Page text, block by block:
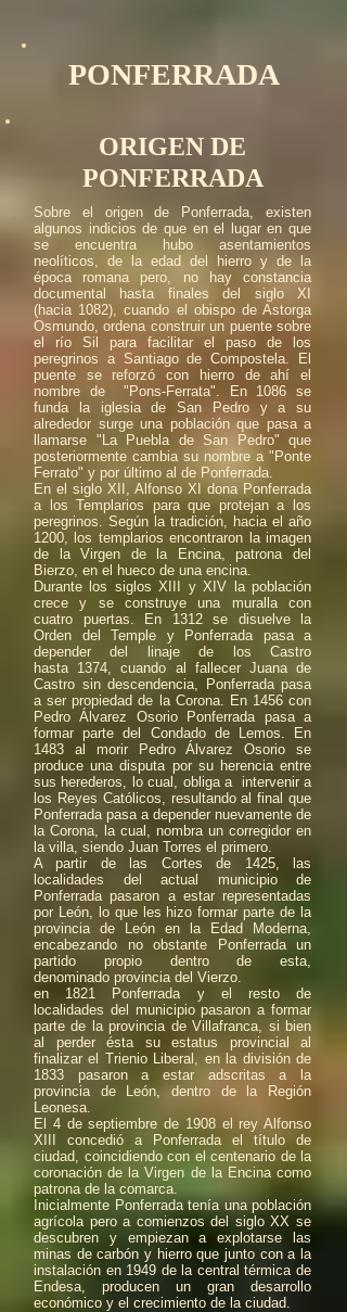
PONFERRADA
ORIGEN DE
PONFERRADA
Sobre el origen de Ponferrada, existen
algunos indicios de que en el lugar en que
se encuentra hubo asentamientos
neolíticos, de la edad del hierro y de la
época romana pero, no hay constancia
documental hasta finales del siglo XI
(hacia 1082), cuando el obispo de Astorga
Osmundo, ordena construir un puente sobre
el río Sil para facilitar el paso de los
peregrinos a Santiago de Compostela. El
puente se reforzó con hierro de ahí el
nombre de "Pons-Ferrata". En 1086 se
funda la iglesia de San Pedro y a su
alrededor surge una población que pasa a
llamarse "La Puebla de San Pedro" que
posteriormente cambia su nombre a "Ponte
Ferrato" y por último al de Ponferrada.
En el siglo XII, Alfonso XI dona Ponferrada
a los Templarios para que protejan a los
peregrinos. Según la tradición, hacia el año
1200, los templarios encontraron la imagen
de la Virgen de la Encina, patrona del
Bierzo, en el hueco de una encina.
Durante los siglos XIII y XIV la población
crece y se construye una muralla con
cuatro puertas. En 1312 se disuelve la
Orden del Temple y Ponferrada pasa a
depender del linaje de los Castro
hasta 1374, cuando al fallecer Juana de
Castro sin descendencia, Ponferrada pasa
a ser propiedad de la Corona. En 1456 con
Pedro Álvarez Osorio Ponferrada pasa a
formar parte del Condado de Lemos. En
1483 al morir Pedro Álvarez Osorio se
produce una disputa por su herencia entre
sus herederos, lo cual, obliga a intervenir a
los Reyes Católicos, resultando al final que
Ponferrada pasa a depender nuevamente de
la Corona, la cual, nombra un corregidor en
la villa, siendo Juan Torres el primero.
A partir de las Cortes de 1425, las
localidades del actual municipio de
Ponferrada pasaron a estar representadas
por León, lo que les hizo formar parte de la
provincia de León en la Edad Moderna,
encabezando no obstante Ponferrada un
partido propio dentro de esta,
denominado provincia del Vierzo.
en 1821 Ponferrada y el resto de
localidades del municipio pasaron a formar
parte de la provincia de Villafranca, si bien
al perder ésta su estatus provincial al
finalizar el Trienio Liberal, en la división de
1833 pasaron a estar adscritas a la
provincia de León, dentro de la Región
Leonesa.
El 4 de septiembre de 1908 el rey Alfonso
XIII concedió a Ponferrada el título de
ciudad,​ coincidiendo con el centenario de la
coronación de la Virgen de la Encina como
patrona de la comarca.
Inicialmente Ponferrada tenía una población
agrícola pero a comienzos del siglo XX se
descubren y empiezan a explotarse las
minas de carbón y hierro que junto con a la
instalación en 1949 de la central térmica de
Endesa, producen un gran desarrollo
económico y el crecimiento de la ciudad.